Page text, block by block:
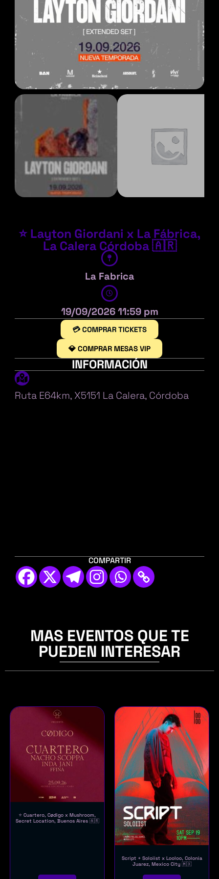
⭐ Layton Giordani x La Fábrica,
La Calera Córdoba 🇦🇷
La Fabrica
19/09/2026 11:59 pm
💳 COMPRAR TICKETS
💎 COMPRAR MESAS VIP
INFORMACIÓN
Ruta E64km, X5151 La Calera, Córdoba
COMPARTIR
MAS EVENTOS QUE TE
PUEDEN INTERESAR
⭐ Cuartero, Cødigo x Mushroom,
Secret Location, Buenos Aires 🇦🇷
Script + Soloiist x Looloo, Colonia
Juarez, Mexico City 🇲🇽